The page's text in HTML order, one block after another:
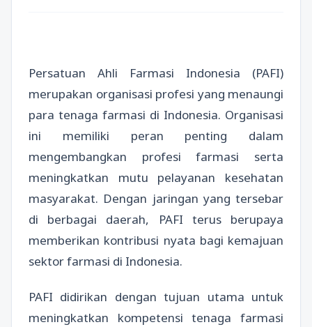
Persatuan Ahli Farmasi Indonesia (PAFI)
merupakan organisasi profesi yang menaungi
para tenaga farmasi di Indonesia. Organisasi
ini memiliki peran penting dalam
mengembangkan profesi farmasi serta
meningkatkan mutu pelayanan kesehatan
masyarakat. Dengan jaringan yang tersebar
di berbagai daerah, PAFI terus berupaya
memberikan kontribusi nyata bagi kemajuan
sektor farmasi di Indonesia.
PAFI didirikan dengan tujuan utama untuk
meningkatkan kompetensi tenaga farmasi